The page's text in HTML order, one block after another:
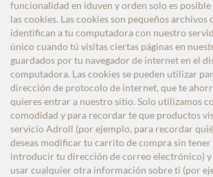
funcionalidad en iduven y orden solo es
las cookies. Las cookies son pequeños archivos
identifican a tu computadora con nuestro
único cuando tú visitas ciertas páginas en
guardados por tu navegador de internet en el
computadora. Las cookies se pueden utilizar
dirección de protocolo de internet, que te
quieres entrar a nuestro sitio. Solo utilizamos
comodidad y para recordar te que productos
servicio Adroll (por ejemplo, para recordar
deseas modificar tu carrito de compra sin tener
introducir tu dirección de correo electrónico) y
usar cualquier otra información sobre ti (por